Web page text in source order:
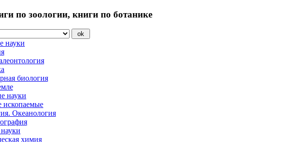
по зоологии, книги по ботанике
науки
биология
науки
ископаемые
Океанология
химия